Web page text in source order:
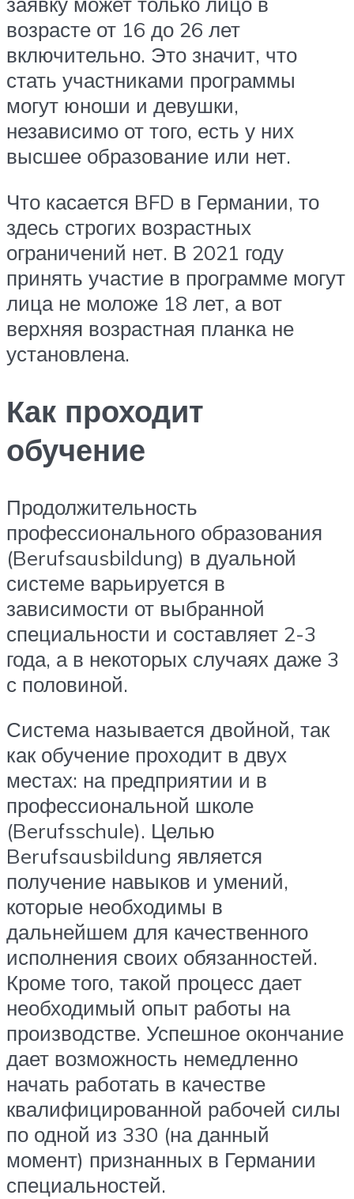
возрасте от 16 до 26 лет
включительно. Это значит, что
стать участниками программы
могут юноши и девушки,
независимо от того, есть у них
высшее образование или нет.
Что касается BFD в Германии, то
здесь строгих возрастных
ограничений нет. В 2021 году
принять участие в программе могут
лица не моложе 18 лет, а вот
верхняя возрастная планка не
установлена.
Как проходит
обучение
Продолжительность
профессионального образования
(Berufsausbildung) в дуальной
системе варьируется в
зависимости от выбранной
специальности и составляет 2-3
года, а в некоторых случаях даже 3
с половиной.
Система называется двойной, так
как обучение проходит в двух
местах: на предприятии и в
профессиональной школе
(Berufsschule). Целью
Berufsausbildung является
получение навыков и умений,
которые необходимы в
дальнейшем для качественного
исполнения своих обязанностей.
Кроме того, такой процесс дает
необходимый опыт работы на
производстве. Успешное окончание
дает возможность немедленно
начать работать в качестве
квалифицированной рабочей силы
по одной из 330 (на данный
момент) признанных в Германии
специальностей.